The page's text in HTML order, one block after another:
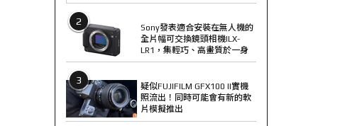
2
Sony發表適合安裝在無人機的
全片幅可交換鏡頭相機ILX-
LR1，集輕巧、高畫質於一身
3
疑似FUJIFILM GFX100 II實機
照流出！同時可能會有新的軟
片模擬推出